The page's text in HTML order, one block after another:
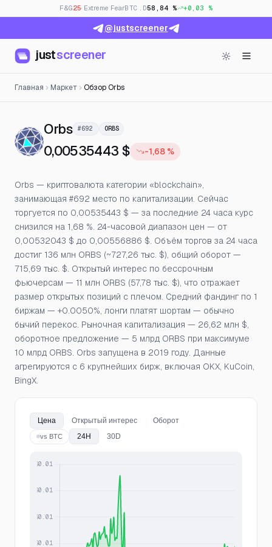
F&G25· Extreme FearBTC.D58,84 % +0,03 %
@justscreener
justscreener
Главная Маркет Обзор Orbs
Orbs— Цена, открытый интерес и
#692 ORBS
0,00535443 $ -1,68 %
Orbs — криптовалюта категории «blockchain»,
занимающая #692 место по капитализации. Сейчас
торгуется по 0,00535443 $ — за последние 24 часа курс
снизился на 1,68 %. 24-часовой диапазон цен — от
0,00532043 $ до 0,00556886 $. Объём торгов за 24 часа
достиг 136 млн ORBS (~727,26 тыс. $), общий оборот —
715,69 тыс. $. Открытый интерес по бессрочным
фьючерсам — 11 млн ORBS (57,78 тыс. $), что отражает
размер открытых позиций с плечом. Средний фандинг по 1
биржам — +0.0050%, лонги платят шортам — обычно
бычий перекос. Рыночная капитализация — 26,62 млн $,
оборотное предложение — 5 млрд ORBS при максимуме
10 млрд ORBS. Orbs запущена в 2019 году. Данные
агрегируются с 6 крупнейших бирж, включая OKX, KuCoin,
BingX.
Цена Открытый интерес Оборот
vs BTC 24H 30D